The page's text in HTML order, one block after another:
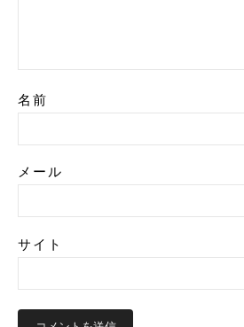
名前
メール
サイト